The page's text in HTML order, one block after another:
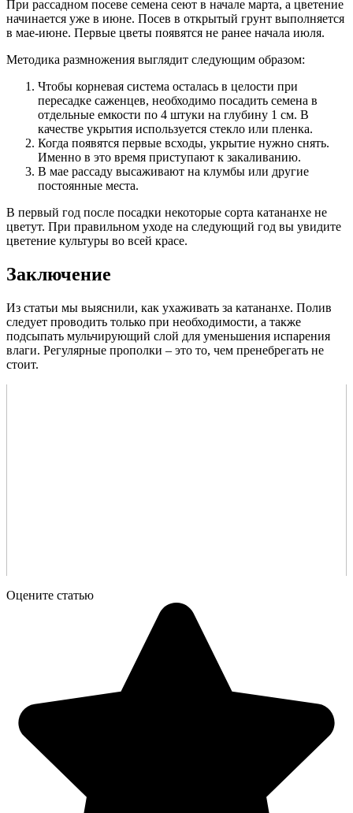
При рассадном посеве семена сеют в начале марта, а цветение
начинается уже в июне. Посев в открытый грунт выполняется
в мае-июне. Первые цветы появятся не ранее начала июля.
Методика размножения выглядит следующим образом:
Чтобы корневая система осталась в целости при
пересадке саженцев, необходимо посадить семена в
отдельные емкости по 4 штуки на глубину 1 см. В
качестве укрытия используется стекло или пленка.
Когда появятся первые всходы, укрытие нужно снять.
Именно в это время приступают к закаливанию.
В мае рассаду высаживают на клумбы или другие
постоянные места.
В первый год после посадки некоторые сорта катананхе не
цветут. При правильном уходе на следующий год вы увидите
цветение культуры во всей красе.
Заключение
Из статьи мы выяснили, как ухаживать за катананхе. Полив
следует проводить только при необходимости, а также
подсыпать мульчирующий слой для уменьшения испарения
влаги. Регулярные прополки – это то, чем пренебрегать не
стоит.
Оцените статью